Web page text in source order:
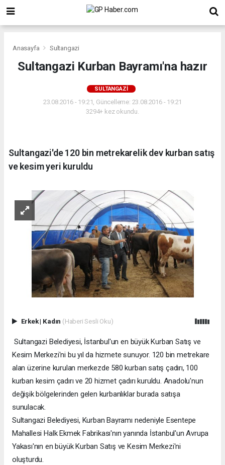
Anasayfa Sultangazi
Sultangazi Kurban Bayramı'na hazır
SULTANGAZI
23.08.2016 - 19:21, Güncelleme: 23.08.2016 - 19:21
3294+ kez okundu.
Sultangazi'de 120 bin metrekarelik dev kurban satış
ve kesim yeri kuruldu
Erkek| Kadın (Haberi Sesli Oku)
Sultangazi Belediyesi, İstanbul'un en büyük Kurban Satış ve
Kesim Merkezi'ni bu yıl da hizmete sunuyor. 120 bin metrekare
alan üzerine kurulan merkezde 580 kurban satış çadırı, 100
kurban kesim çadırı ve 20 hizmet çadırı kuruldu. Anadolu'nun
değişik bölgelerinden gelen kurbanlıklar burada satışa
sunulacak.
Sultangazi Belediyesi, Kurban Bayramı nedeniyle Esentepe
Mahallesi Halk Ekmek Fabrikası'nın yanında İstanbul'un Avrupa
Yakası'nın en büyük Kurban Satış ve Kesim Merkezi'ni
oluşturdu.